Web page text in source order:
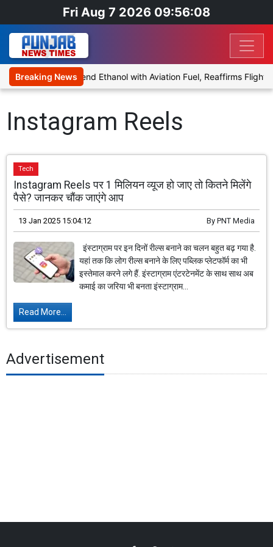
Fri Aug 7 2026 09:56:08
Breaking News
Proposal to Blend Ethanol with Aviation Fuel, Reaffirms Flight
Instagram Reels
Tech
Instagram Reels पर 1 मिलियन व्यूज हो जाए तो कितने मिलेंगे
पैसे? जानकर चौंक जाएंगे आप
13 Jan 2025 15:04:12 By PNT Media
इंस्टाग्राम पर इन दिनों रील्स बनाने का चलन बहुत बढ़ गया है.
यहां तक कि लोग रील्स बनाने के लिए पब्लिक प्लेटफॉर्म का भी
इस्तेमाल करने लगे हैं. इंस्टाग्राम एंटरटेनमेंट के साथ साथ अब
कमाई का जरिया भी बनता इंस्टाग्राम...
Read More...
Advertisement